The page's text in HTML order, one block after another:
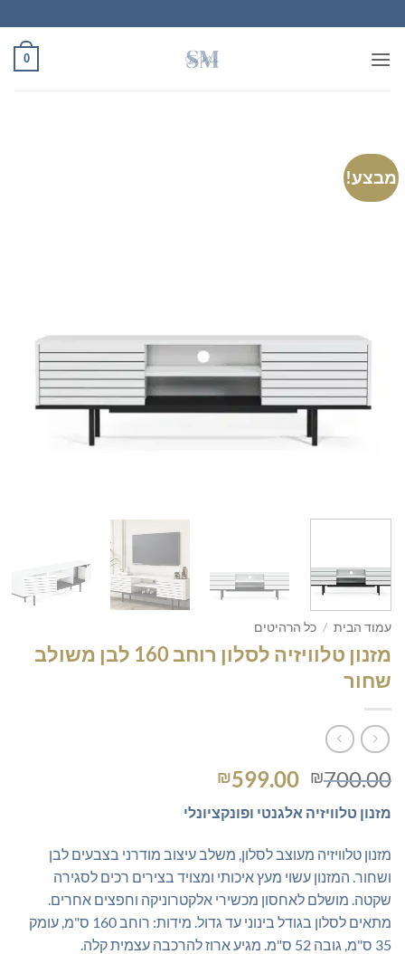
to
content
0
מבצע!
עמוד הבית / כל הרהיטים
מזנון טלוויזיה לסלון רוחב 160 לבן משולב
שחור
₪700.00
המחיר
היה:
₪700.00.
₪599.00
הוא:
₪599.00.
מזנון טלוויזיה אלגנטי ופונקציונלי
מזנון טלוויזיה מעוצב לסלון, משלב עיצוב מודרני בצבעים לבן
ושחור. המזנון עשוי מעץ איכותי ומצויד בצירים רכים לסגירה
שקטה. מושלם לאחסון מכשירי אלקטרוניקה וחפצים אחרים.
מתאים לסלון בגודל בינוני עד גדול. מידות: רוחב 160 ס"מ, עומק
35 ס"מ, גובה 52 ס"מ. מגיע ארוז להרכבה עצמית קלה.